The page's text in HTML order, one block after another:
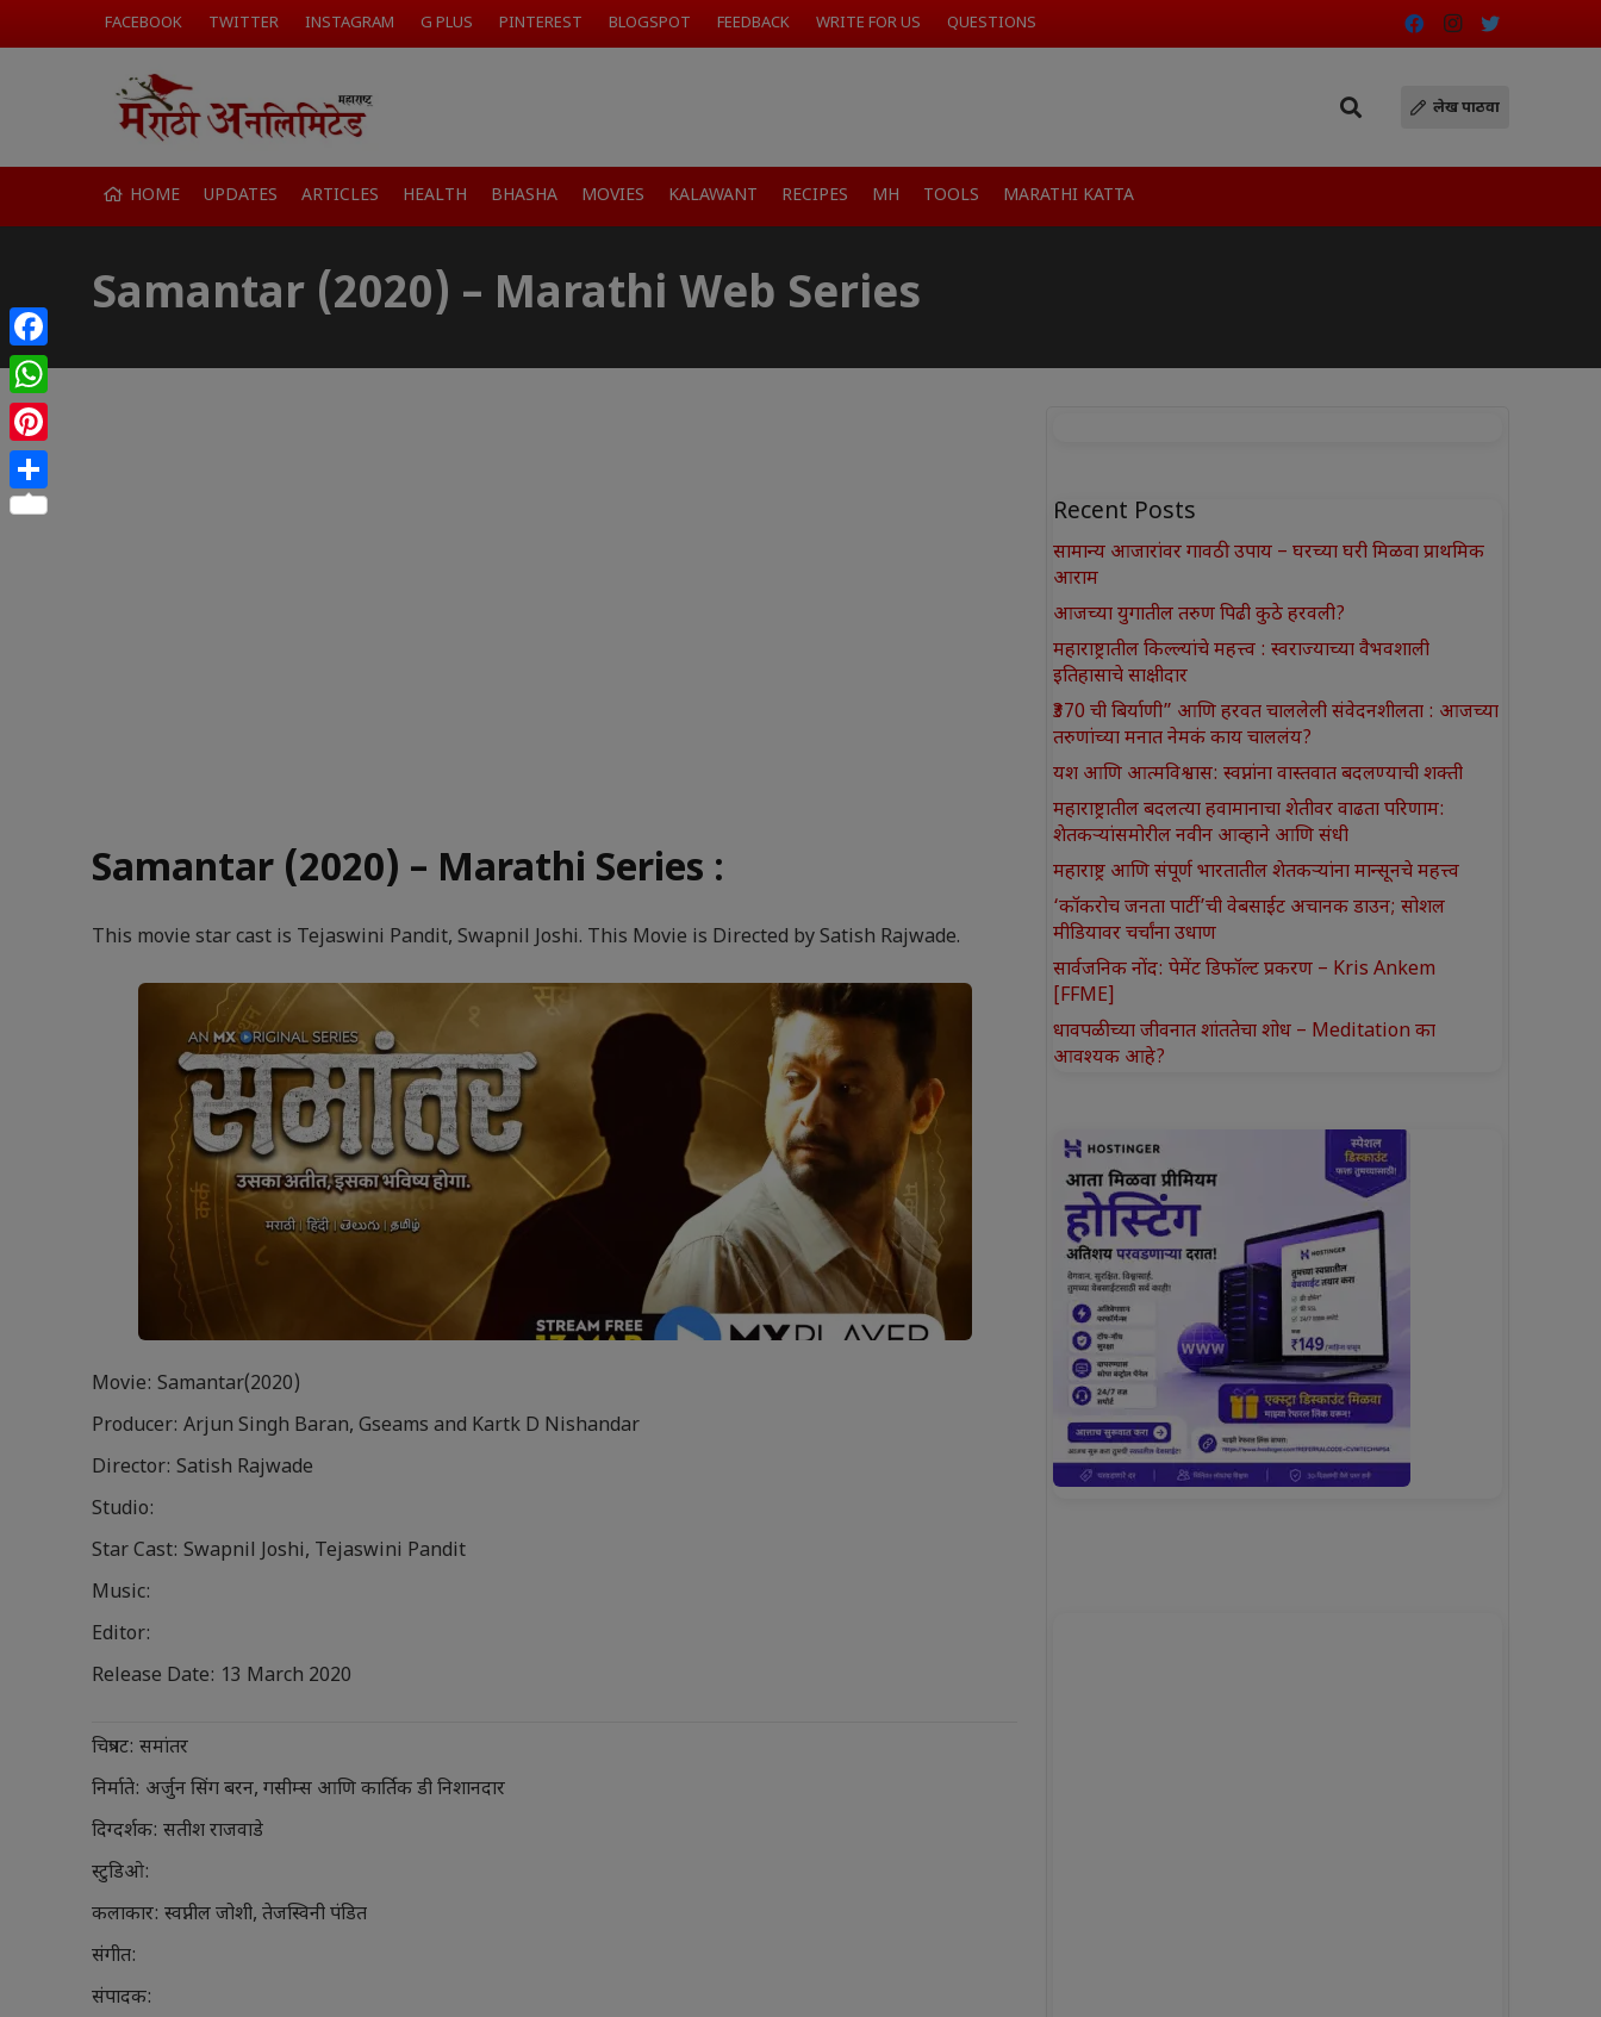
FACEBOOK TWITTER INSTAGRAM G PLUS PINTEREST BLOGSPOT FEEDBACK WRITE FOR US QUESTIONS
लेख पाठवा
HOME UPDATES ARTICLES HEALTH BHASHA MOVIES KALAWANT RECIPES MH TOOLS MARATHI KATTA
Samantar (2020) – Marathi Web Series
Samantar (2020) – Marathi Series :
This movie star cast is Tejaswini Pandit, Swapnil Joshi. This Movie is Directed by Satish Rajwade.
Movie: Samantar(2020)
Producer: Arjun Singh Baran, Gseams and Kartk D Nishandar
Director: Satish Rajwade
Studio:
Star Cast: Swapnil Joshi, Tejaswini Pandit
Music:
Editor:
Release Date: 13 March 2020
चित्रपट: समांतर
निर्माते: अर्जुन सिंग बरन, गसीम्स आणि कार्तिक डी निशानदार
दिग्दर्शक: सतीश राजवाडे
स्टुडिओ:
कलाकार: स्वप्नील जोशी, तेजस्विनी पंडित
संगीत:
संपादक:
Recent Posts
सामान्य आजारांवर गावठी उपाय – घरच्या घरी मिळवा प्राथमिक
आराम
आजच्या युगातील तरुण पिढी कुठे हरवली?
महाराष्ट्रातील किल्ल्यांचे महत्त्व : स्वराज्याच्या वैभवशाली
इतिहासाचे साक्षीदार
₹370 ची बिर्याणी” आणि हरवत चाललेली संवेदनशीलता : आजच्या
तरुणांच्या मनात नेमकं काय चाललंय?
यश आणि आत्मविश्वास: स्वप्नांना वास्तवात बदलण्याची शक्ती
महाराष्ट्रातील बदलत्या हवामानाचा शेतीवर वाढता परिणाम:
शेतकऱ्यांसमोरील नवीन आव्हाने आणि संधी
महाराष्ट्र आणि संपूर्ण भारतातील शेतकऱ्यांना मान्सूनचे महत्त्व
‘कॉकरोच जनता पार्टी’ची वेबसाईट अचानक डाउन; सोशल
मीडियावर चर्चांना उधाण
सार्वजनिक नोंद: पेमेंट डिफॉल्ट प्रकरण – Kris Ankem
[FFME]
धावपळीच्या जीवनात शांततेचा शोध – Meditation का
आवश्यक आहे?
Facebook
WhatsApp
Pinterest
Share